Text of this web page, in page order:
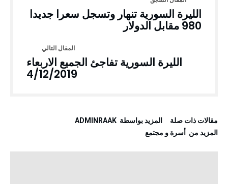
الليرة السورية تنهار وتسجل سعرا جديدا
980 مقابل الدولار
الليرة السورية تفاجئ الجميع الاربعاء
4/12/2019
‫مقالات ذات صلة‬
‫‫المزيد بواسطة‬ ‬ ADMINRAAK
‫المزيد من ‬ أسرة و مجتمع